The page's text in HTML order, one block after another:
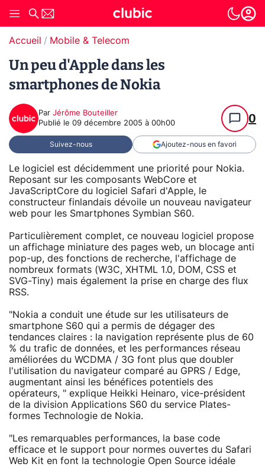
Accueil Mobile & Telecom
Un peu d'Apple dans les
smartphones de Nokia
Par Jérôme Bouteiller
Publié le 09 décembre 2005 à 00h00 0
Suivez-nous Ajoutez-nous en favori
Le logiciel est décidemment une priorité pour Nokia.
Reposant sur les composants WebCore et
JavaScriptCore du logiciel Safari d'Apple, le
constructeur finlandais dévoile un nouveau navigateur
web pour les Smartphones Symbian S60.
Particulièrement complet, ce nouveau logiciel propose
un affichage miniature des pages web, un blocage anti
pop-up, des fonctions de recherche, l'affichage de
nombreux formats (W3C, XHTML 1.0, DOM, CSS et
SVG-Tiny) mais également la prise en charge des flux
RSS.
"Nokia a conduit une étude sur les utilisateurs de
smartphone S60 qui a permis de dégager des
tendances claires : la navigation représente plus de 60
% du trafic de données, et les performances réseau
améliorées du WCDMA / 3G font plus que doubler
l'utilisation du navigateur comparé au GPRS / Edge,
augmentant ainsi les bénéfices potentiels des
opérateurs, " explique Heikki Heinaro, vice-président
de la division Applications S60 du service Plates-
formes Technologie de Nokia.
"Les remarquables performances, la base code
efficace et le support pour normes ouvertes du Safari
Web Kit en font la technologie Open Source idéale